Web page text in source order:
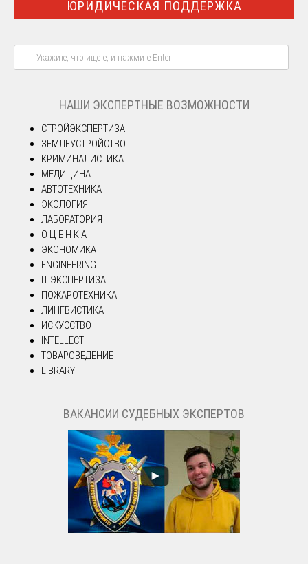
ЮРИДИЧЕСКАЯ ПОДДЕРЖКА
НАШИ ЭКСПЕРТНЫЕ ВОЗМОЖНОСТИ
СТРОЙЭКСПЕРТИЗА
ЗЕМЛЕУСТРОЙСТВО
КРИМИНАЛИСТИКА
МЕДИЦИНА
АВТОТЕХНИКА
ЭКОЛОГИЯ
ЛАБОРАТОРИЯ
О Ц Е Н К А
ЭКОНОМИКА
ENGINEERING
IT ЭКСПЕРТИЗА
ПОЖАРОТЕХНИКА
ЛИНГВИСТИКА
ИСКУССТВО
INTELLECT
ТОВАРОВЕДЕНИЕ
LIBRARY
ВАКАНСИИ СУДЕБНЫХ ЭКСПЕРТОВ